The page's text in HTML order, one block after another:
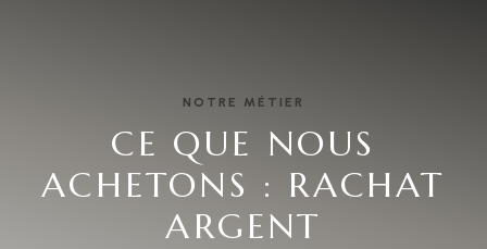
NOTRE MÉTIER
CE QUE NOUS
ACHETONS : RACHAT
ARGENT